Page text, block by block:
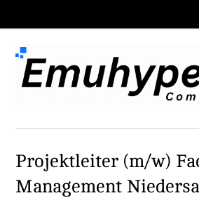
Projektleiter (m/w)
Management